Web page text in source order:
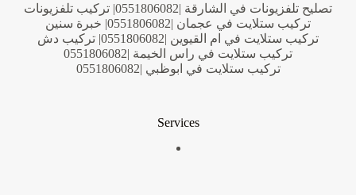
تصليح تلفزيونات في الشارقة |0551806082| تركيب تلفزيونات
تركيب ستلايت في عجمان |0551806082| خبرة سنين
تركيب ستلايت في ام القيوين |0551806082| تركيب دش
تركيب ستلايت في راس الخيمة |0551806082
تركيب ستلايت في ابوظبي |0551806082
Services